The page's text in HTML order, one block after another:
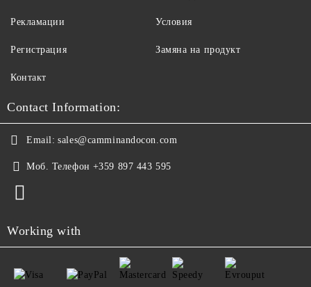
Рекламации
Регистрация
Контакт
Условия
Замяна на продукт
Contact Information:
Email: sales@camminandocon.com
Моб. Телефон +359 897 443 595
Working with